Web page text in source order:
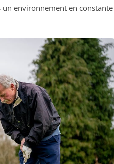
environnement en constante